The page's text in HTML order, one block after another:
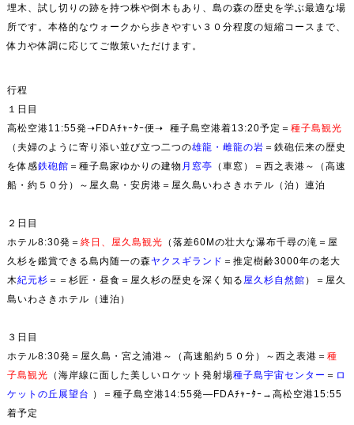
埋木、試し切りの跡を持つ株や倒木もあり、島の森の歴史を学ぶ最適な場
所です。本格的なウォークから歩きやすい３０分程度の短縮コースまで、
体力や体調に応じてご散策いただけます。
行程
１日目
高松空港11:55発➝FDAﾁｬｰﾀｰ便➝ 種子島空港着13:20予定＝ 種子島観光
（夫婦のように寄り添い並び立つ二つの雄龍・雌龍の岩 ＝ 鉄砲伝来の歴史
を体感鉄砲館 ＝ 種子島家ゆかりの建物 月窓亭 （車窓）＝西之表港～（高速
船・約５０分）～屋久島・安房港＝屋久島いわさきホテル（泊）連泊
２日目
ホテル8:30発＝ 終日、 屋久島観光 （落差60Mの壮大な瀑布千尋の滝 ＝屋
久杉を鑑賞できる島内随一の森ヤクスギランド ＝推定樹齢3000年の老大
木紀元杉 ＝＝ 杉匠・昼食 ＝屋久杉の歴史を深く知る 屋久杉自然館 ）＝屋久
島いわさきホテル（連泊）
３日目
ホテル8:30発＝屋久島・宮之浦港～（高速船約５０分）～西之表港 ＝ 種
子島観光 （ 海岸線に面した美しいロケット発射場種子島宇宙センター ＝ ロ
ケットの丘展望台 ）＝種子島空港14:55発―FDAﾁｬｰﾀｰ→高松空港15:55
着予定